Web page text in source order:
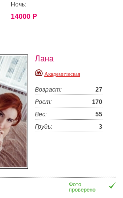
Ночь:
14000 Р
Лана
Академическая
Возраст:
27
Рост:
170
Вес:
55
Грудь:
3
Фото
проверено